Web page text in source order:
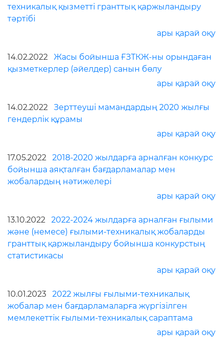
техникалық қызметті гранттық қаржыландыру
тәртібі
ары қарай оқу
14.02.2022 Жасы бойынша ҒЗТКЖ-ны орындаған
қызметкерлер (әйелдер) санын бөлу
ары қарай оқу
14.02.2022 Зерттеуші мамандардың 2020 жылғы
гендерлік құрамы
ары қарай оқу
17.05.2022 2018-2020 жылдарға арналған конкурс
бойынша аяқталған бағдарламалар мен
жобалардың нәтижелері
ары қарай оқу
13.10.2022 2022-2024 жылдарға арналған ғылыми
және (немесе) ғылыми-техникалық жобаларды
гранттық қаржыландыру бойынша конкурстың
статистикасы
ары қарай оқу
10.01.2023 2022 жылғы ғылыми-техникалық
жобалар мен бағдарламаларға жүргізілген
мемлекеттік ғылыми-техникалық сараптама
ары қарай оқу